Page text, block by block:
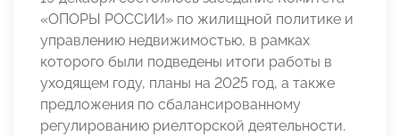
«ОПОРЫ РОССИИ» по жилищной политике и
управлению недвижимостью, в рамках
которого были подведены итоги работы в
уходящем году, планы на 2025 год, а также
предложения по сбалансированному
регулированию риелторской деятельности.